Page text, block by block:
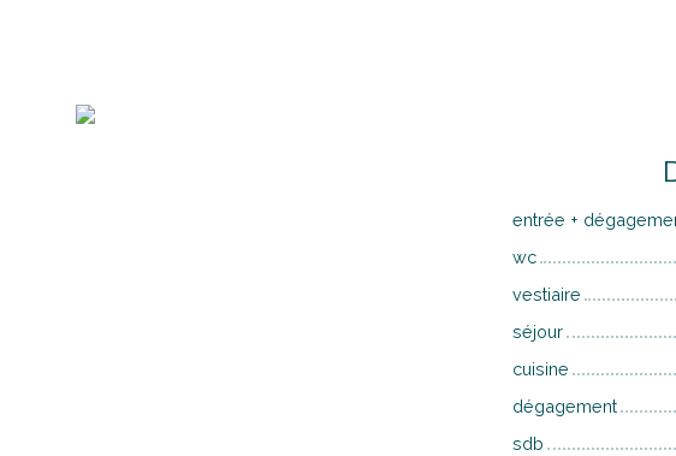
entrée +
wc
vestiaire
séjour
cuisine
dégagement
sdb